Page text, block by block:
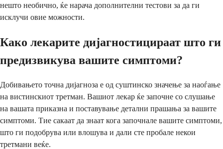
нешто необично, ќе нарача дополнителни тестови за да ги
исклучи овие можности.
Како лекарите дијагностицираат што ги
предизвикува вашите симптоми?
Добивањето точна дијагноза е од суштинско значење за наоѓање
на вистинскиот третман. Вашиот лекар ќе започне со слушање
на вашата приказна и поставување детални прашања за вашите
симптоми. Тие сакаат да знаат кога започнале вашите симптоми,
што ги подобрува или влошува и дали сте пробале некои
третмани веќе.